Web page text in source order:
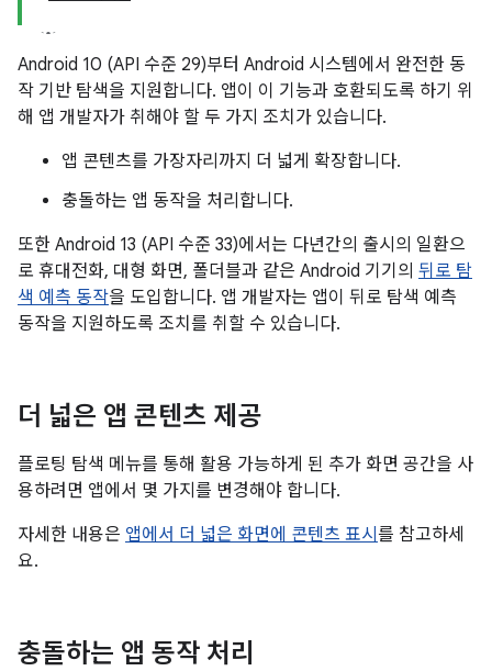
Android 10 (API 수준 29)부터 Android 시스템에서 완전한 동
작 기반 탐색을 지원합니다. 앱이 이 기능과 호환되도록 하기 위
해 앱 개발자가 취해야 할 두 가지 조치가 있습니다.
앱 콘텐츠를 가장자리까지 더 넓게 확장합니다.
충돌하는 앱 동작을 처리합니다.
또한 Android 13 (API 수준 33)에서는 다년간의 출시의 일환으
로 휴대전화, 대형 화면, 폴더블과 같은 Android 기기의 뒤로 탐
색 예측 동작을 도입합니다. 앱 개발자는 앱이 뒤로 탐색 예측
동작을 지원하도록 조치를 취할 수 있습니다.
더 넓은 앱 콘텐츠 제공
플로팅 탐색 메뉴를 통해 활용 가능하게 된 추가 화면 공간을 사
용하려면 앱에서 몇 가지를 변경해야 합니다.
자세한 내용은 앱에서 더 넓은 화면에 콘텐츠 표시 를 참고하세
요.
충돌하는 앱 동작 처리